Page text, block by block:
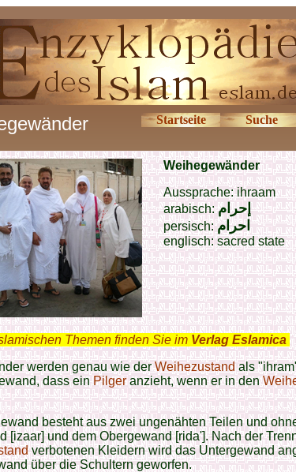
Startseite Suche
Weihegewänder
Aussprache: ihraam
arabisch:إحرام
persisch:احرام
englisch:sacred state
Themen finden Sie im Verlag Eslamica
werden genau wie derWeihezustandals
dass einPilgeranzieht, wenn er in den
besteht aus zwei ungenähten Teilen und
[izaar] und dem Obergewand [rida']. Nach der
verbotenen Kleidern wird das Untergewand
über die Schultern geworfen.